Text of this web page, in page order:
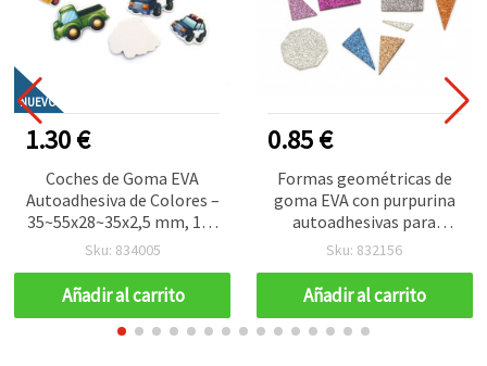
NUEVO
1.30 €
Coches de Goma EVA
Autoadhesiva de Colores –
35~55x28~35x2,5 mm, 15–
17 uds – Pegatinas
Manualidades Infantiles y
Proyectos Creativos
Sku: 834005
Añadir al carrito
0.85 €
Formas geométricas de
goma EVA con purpurina
autoadhesivas para
manualidades, colores
mm, 12~15 uds (~3,2 g)
Sku: 832156
Añadir al carrito